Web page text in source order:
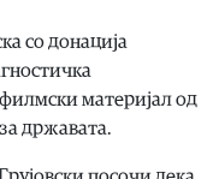
со донација
материјал од
државата.